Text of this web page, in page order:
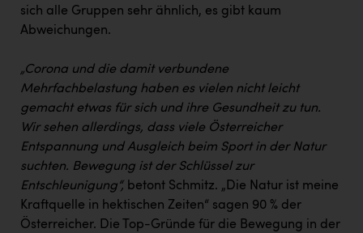
sich alle Gruppen sehr ähnlich, es gibt kaum
Abweichungen.
„Corona und die damit verbundene
Mehrfachbelastung haben es vielen nicht leicht
gemacht etwas für sich und ihre Gesundheit zu tun.
Wir sehen allerdings, dass viele Österreicher
Entspannung und Ausgleich beim Sport in der Natur
suchten. Bewegung ist der Schlüssel zur
Entschleunigung“, betont Schmitz. „Die Natur ist meine
Kraftquelle in hektischen Zeiten“ sagen 90 % der
Österreicher. Die Top-Gründe für die Bewegung in der